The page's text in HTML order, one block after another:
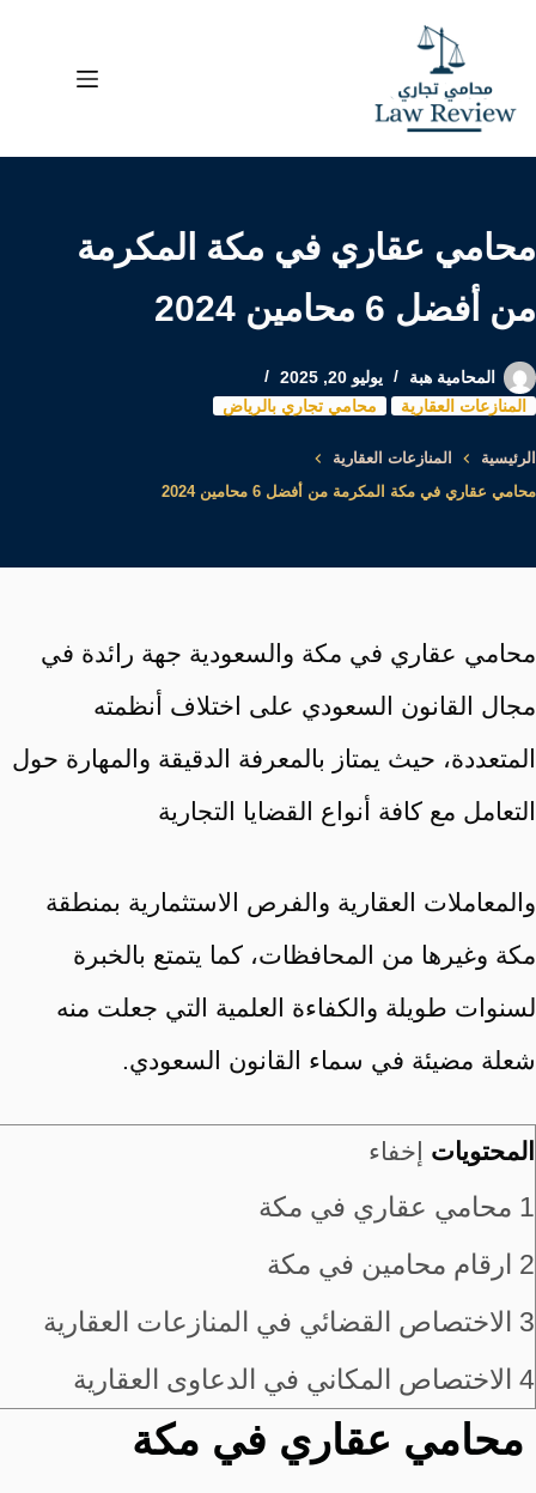
المحتوى
محامي عقاري في مكة المكرمة
من أفضل 6 محامين 2024
المحامية هبة
يوليو 20, 2025
المنازعات العقارية
محامي تجاري بالرياض
الرئيسية
المنازعات العقارية
محامي عقاري في مكة المكرمة من أفضل 6 محامين 2024
محامي عقاري في مكة والسعودية جهة رائدة في
مجال القانون السعودي على اختلاف أنظمته
المتعددة، حيث يمتاز بالمعرفة الدقيقة والمهارة حول
التعامل مع كافة أنواع القضايا التجارية
والمعاملات العقارية والفرص الاستثمارية بمنطقة
مكة وغيرها من المحافظات، كما يتمتع بالخبرة
لسنوات طويلة والكفاءة العلمية التي جعلت منه
شعلة مضيئة في سماء القانون السعودي.
المحتويات إخفاء
1 محامي عقاري في مكة
2 ارقام محامين في مكة
3 الاختصاص القضائي في المنازعات العقارية
4 الاختصاص المكاني في الدعاوى العقارية
محامي عقاري في مكة